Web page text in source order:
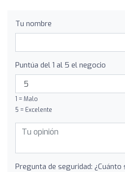
Tu nombre
Puntúa del 1 al 5 el negocio
1 = Malo
5 = Excelente
Pregunta de seguridad: ¿Cuánto